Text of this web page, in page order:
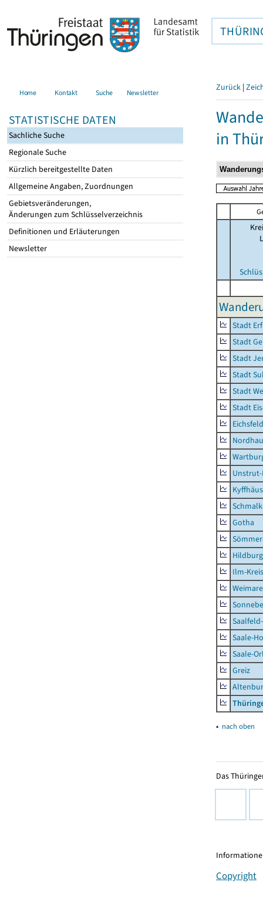
Home Kontakt Suche Newsletter
STATISTISCHE DATEN
Sachliche Suche
Regionale Suche
Kürzlich bereitgestellte Daten
Allgemeine Angaben, Zuordnungen
Gebietsveränderungen,
Änderungen zum Schlüsselverzeichnis
Definitionen und Erläuterungen
Newsletter
Zurück |
in
Stadt
Stadt
Stadt
Stadt
Stadt
Stadt
Eichsfeld
Gotha
Ilm-Kreis
Saale-
Saale-
Greiz
▴ nach oben
Das
Copyright